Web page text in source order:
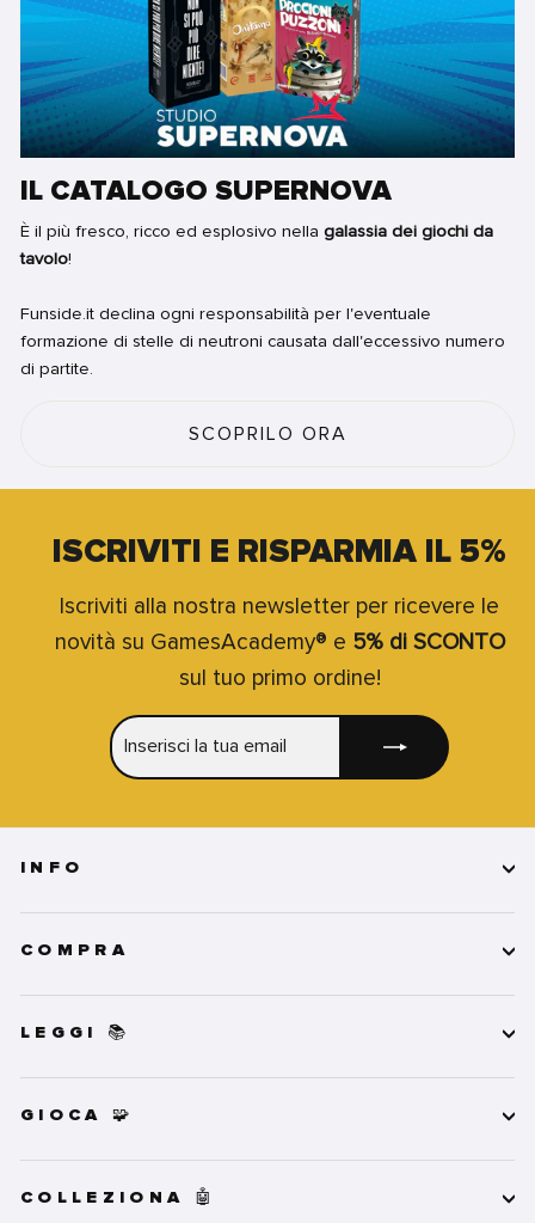
IL CATALOGO SUPERNOVA
È il più fresco, ricco ed esplosivo nella galassia dei giochi da
tavolo!
Funside.it declina ogni responsabilità per l'eventuale
formazione di stelle di neutroni causata dall'eccessivo numero
di partite.
SCOPRILO ORA
ISCRIVITI E RISPARMIA IL 5%
Iscriviti alla nostra newsletter per ricevere le
novità su GamesAcademy® e 5% di SCONTO
sul tuo primo ordine!
LA
INFO
COMPRA
LEGGI 📚
GIOCA 🧩
COLLEZIONA 🤖